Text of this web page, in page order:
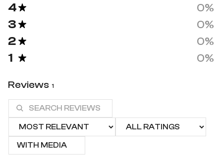
4 0%
3 0%
2 0%
1 0%
Reviews 1
WITH MEDIA